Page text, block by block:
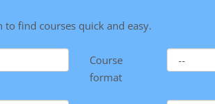
to find courses quick and easy.
Course
format